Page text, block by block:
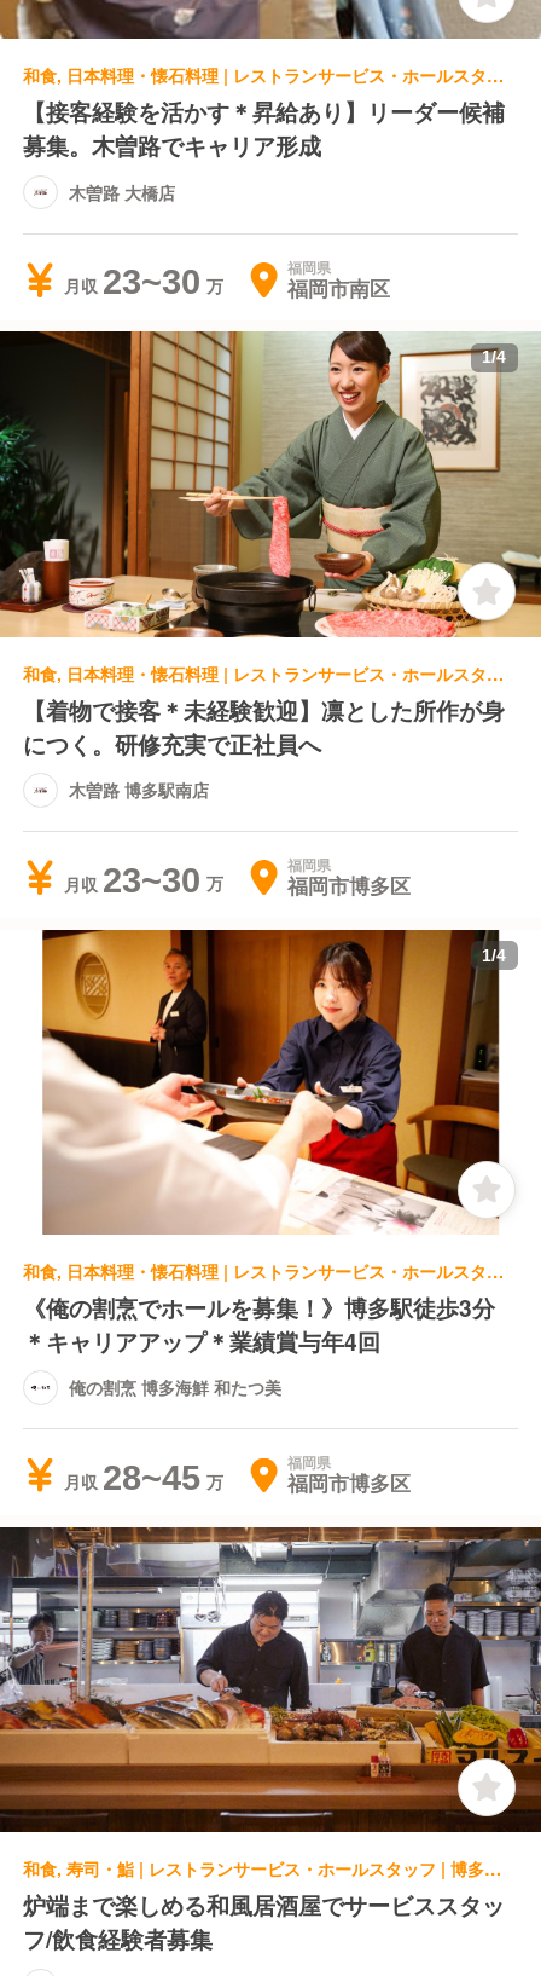
和食, 日本料理・懐石料理 | レストランサービス・ホールスタッフ | 木曽路 大橋店
【接客経験を活かす＊昇給あり】リーダー候補
募集。木曽路でキャリア形成
木曽路 大橋店
月収 23~30 福岡県
福岡市南区
1/4
和食, 日本料理・懐石料理 | レストランサービス・ホールスタッフ | 木曽路 博多駅南店
【着物で接客＊未経験歓迎】凛とした所作が身
につく。研修充実で正社員へ
木曽路 博多駅南店
月収 23~30 福岡県
福岡市博多区
1/4
和食, 日本料理・懐石料理 | レストランサービス・ホールスタッフ | 俺の割烹 博多海鮮 和たつ美
《俺の割烹でホールを募集！》博多駅徒歩3分
＊キャリアアップ＊業績賞与年4回
俺の割烹 博多海鮮 和たつ美
月収 28~45 福岡県
福岡市博多区
和食, 寿司・鮨 | レストランサービス・ホールスタッフ | 博多炉端 魚松 博多駅前店
炉端まで楽しめる和風居酒屋でサービススタッ
フ/飲食経験者募集